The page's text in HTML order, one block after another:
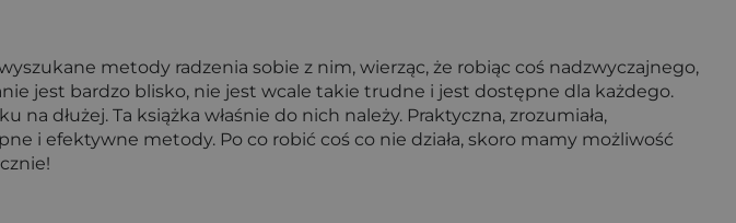
metody radzenia sobie z nim, wierząc, że robiąc coś nadzwyczajnego,
jest bardzo blisko, nie jest wcale takie trudne i jest dostępne dla każdego.
dłużej. Ta książka właśnie do nich należy. Praktyczna, zrozumiała,
i efektywne metody. Po co robić coś co nie działa, skoro mamy możliwość